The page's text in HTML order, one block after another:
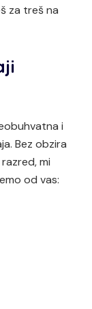
za treš na
i
Bez obzira
mi
od vas: